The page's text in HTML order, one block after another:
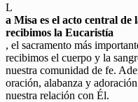
L
a Misa es el acto central
recibimos la Eucaristía
, el sacramento más
recibimos el cuerpo y la
nuestra comunidad de fe.
oración, alabanza y
nuestra relación con Él.